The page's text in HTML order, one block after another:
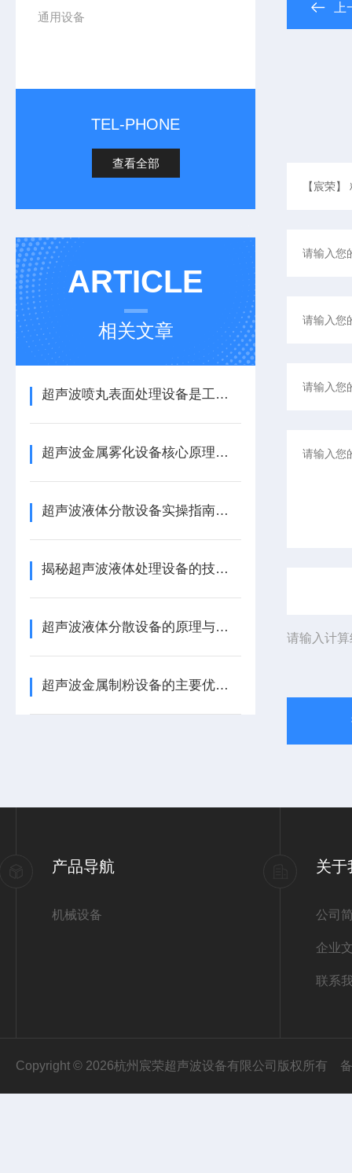
通用设备
TEL-PHONE
查看全部
ARTICLE
相关文章
超声波喷丸表面处理设备是工艺与应用介绍
超声波金属雾化设备核心原理与应用场景
超声波液体分散设备实操指南：细节把控与工艺优化
揭秘超声波液体处理设备的技术奥秘
超声波液体分散设备的原理与应用解析
超声波金属制粉设备的主要优势体现在哪些方面
请输入计
产品导航
机械设备
关于
公司
企业
联系
Copyright © 2026杭州宸荣超声波设备有限公司版权所有